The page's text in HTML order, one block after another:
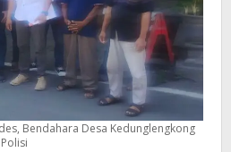
Bendahara Desa Kedunglengkong